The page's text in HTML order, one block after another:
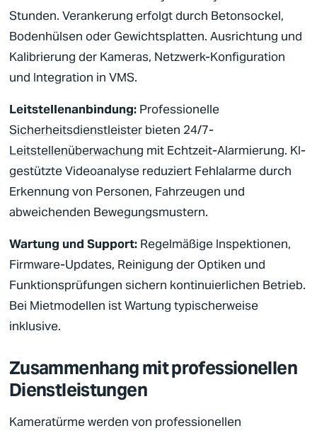
Stunden. Verankerung erfolgt durch Betonsockel,
Bodenhülsen oder Gewichtsplatten. Ausrichtung und
Kalibrierung der Kameras, Netzwerk-Konfiguration
und Integration in VMS.
Leitstellenanbindung: Professionelle
Sicherheitsdienstleister bieten 24/7-
Leitstellenüberwachung mit Echtzeit-Alarmierung. KI-
gestützte Videoanalyse reduziert Fehlalarme durch
Erkennung von Personen, Fahrzeugen und
abweichenden Bewegungsmustern.
Wartung und Support: Regelmäßige Inspektionen,
Firmware-Updates, Reinigung der Optiken und
Funktionsprüfungen sichern kontinuierlichen Betrieb.
Bei Mietmodellen ist Wartung typischerweise
inklusive.
Zusammenhang mit professionellen
Dienstleistungen
Kameratürme werden von professionellen